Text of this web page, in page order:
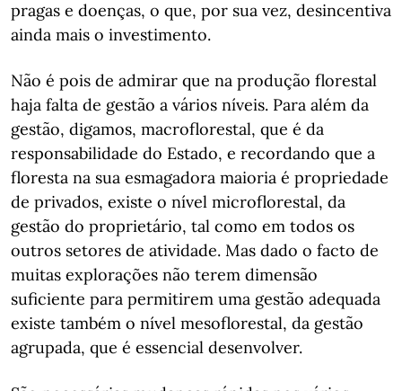
pragas e doenças, o que, por sua vez, desincentiva
ainda mais o investimento.
Não é pois de admirar que na produção florestal
haja falta de gestão a vários níveis. Para além da
gestão, digamos, macroflorestal, que é da
responsabilidade do Estado, e recordando que a
floresta na sua esmagadora maioria é propriedade
de privados, existe o nível microflorestal, da
gestão do proprietário, tal como em todos os
outros setores de atividade. Mas dado o facto de
muitas explorações não terem dimensão
suficiente para permitirem uma gestão adequada
existe também o nível mesoflorestal, da gestão
agrupada, que é essencial desenvolver.